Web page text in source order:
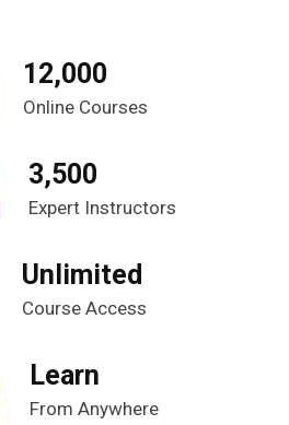
12,000
Online Courses
3,500
Expert Instructors
Unlimited
Course Access
Learn
From Anywhere